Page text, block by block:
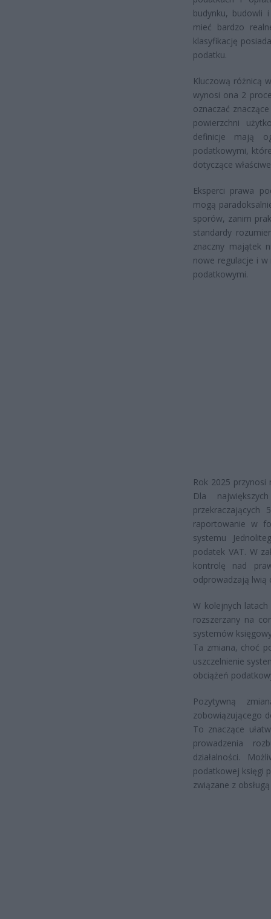
budynku, budowli
mieć bardzo
klasyfikację
podatku.
Kluczową różnicą
wynosi ona 2
oznaczać
powierzchni
definicje mają
podatkowymi,
dotyczące
Eksperci prawa
mogą
sporów, zanim
standardy
znaczny majątek
nowe regulacje i
podatkowymi.
Rok 2025
Dla
raportowanie w
systemu
podatek VAT. W
kontrolę nad
odprowadzają lwią
W kolejnych
rozszerzany na
systemów
Ta zmiana, choć
uszczelnienie
obciążeń
Pozytywną
zobowiązującego
To znaczące
prowadzenia
działalności.
podatkowej księgi
związane z